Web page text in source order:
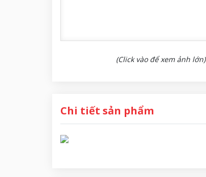
(Click vào để xem ảnh lớn)
Chi tiết sản phẩm